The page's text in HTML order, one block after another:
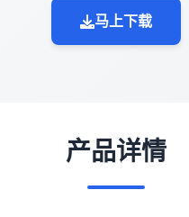
马上下载
产品详情